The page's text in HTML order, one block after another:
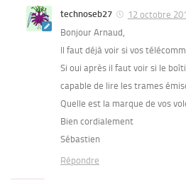
technoseb27
12 octobre
Bonjour Arnaud,
Il faut déjà voir si vos
Si oui après il faut voir si le
capable de lire les trames
Quelle est la marque de vos
Bien cordialement
Sébastien
Répondre